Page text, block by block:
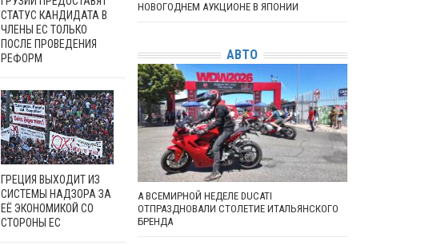
СТАТУС КАНДИДАТА В
ЧЛЕНЫ ЕС ТОЛЬКО
ПОСЛЕ ПРОВЕДЕНИЯ
РЕФОРМ
ГРЕЦИЯ ВЫХОДИТ ИЗ
СИСТЕМЫ НАДЗОРА ЗА
ЕЁ ЭКОНОМИКОЙ СО
СТОРОНЫ ЕС
НОВОГОДНЕМ АУКЦИОНЕ В ЯПОНИИ
АВТО
А ВСЕМИРНОЙ НЕДЕЛЕ DUCATI
ОТПРАЗДНОВАЛИ СТОЛЕТИЕ ИТАЛЬЯНСКОГО
БРЕНДА